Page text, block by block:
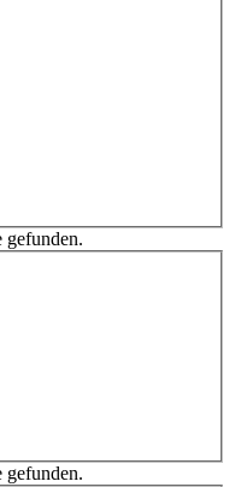
gefunden.
gefunden.